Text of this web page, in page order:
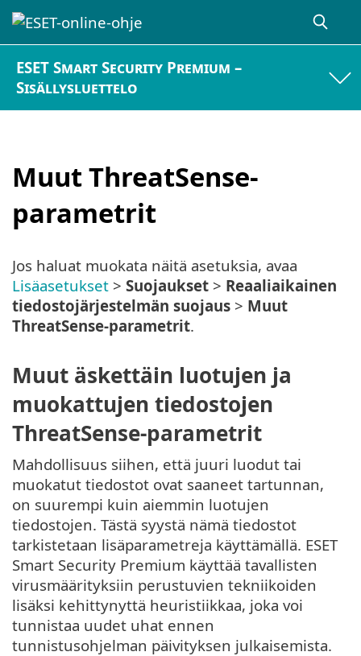
ESET Smart Security Premium –
Sisällysluettelo
Muut ThreatSense-
parametrit
Jos haluat muokata näitä asetuksia, avaa
Lisäasetukset > Suojaukset > Reaaliaikainen
tiedostojärjestelmän suojaus > Muut
ThreatSense-parametrit.
Muut äskettäin luotujen ja
muokattujen tiedostojen
ThreatSense-parametrit
Mahdollisuus siihen, että juuri luodut tai
muokatut tiedostot ovat saaneet tartunnan,
on suurempi kuin aiemmin luotujen
tiedostojen. Tästä syystä nämä tiedostot
tarkistetaan lisäparametreja käyttämällä. ESET
Smart Security Premium käyttää tavallisten
virusmäärityksiin perustuvien tekniikoiden
lisäksi kehittynyttä heuristiikkaa, joka voi
tunnistaa uudet uhat ennen
tunnistusohjelman päivityksen julkaisemista.